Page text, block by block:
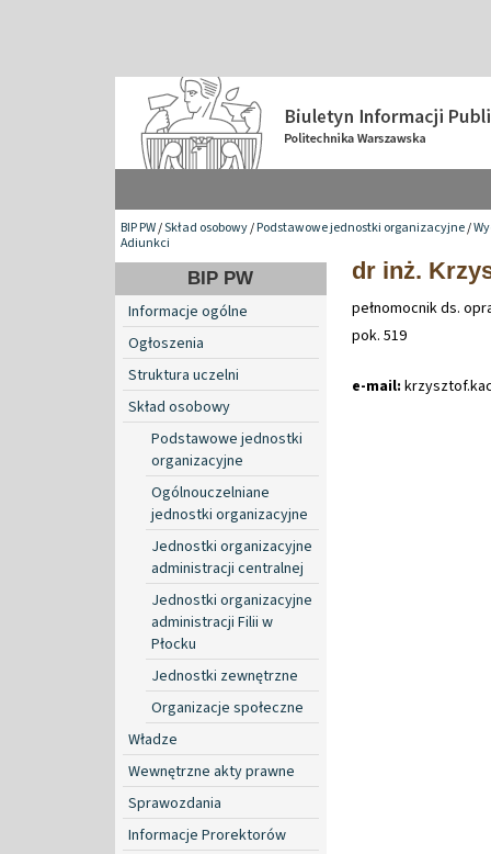
BIP PW/Skład osobowy/Podstawowe jednostki organizacyjne/
Adiunkci
BIP PW
Informacje ogólne
Ogłoszenia
Struktura uczelni
Skład osobowy
Podstawowe jednostki
organizacyjne
Ogólnouczelniane
jednostki organizacyjne
Jednostki organizacyjne
administracji centralnej
Jednostki organizacyjne
administracji Filii w
Płocku
Jednostki zewnętrzne
Organizacje społeczne
Władze
Wewnętrzne akty prawne
Sprawozdania
Informacje Prorektorów
dr inż.
pełnomocnik ds.
pok. 519
e-mail: krzysztof.